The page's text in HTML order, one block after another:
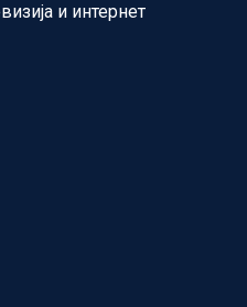
и интернет